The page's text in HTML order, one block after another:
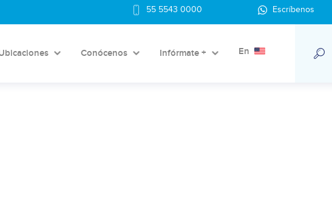
55 5543 0000 Escríbenos
Conócenos Infórmate + En